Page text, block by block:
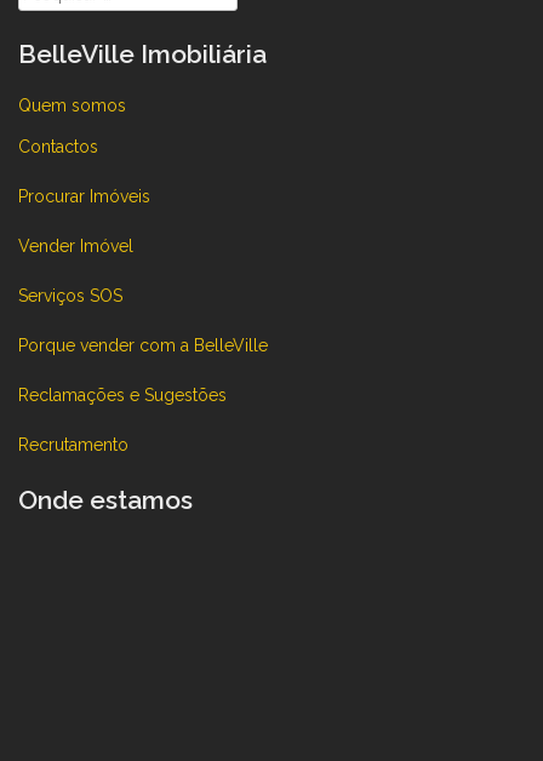
por:
BelleVille Imobiliária
Quem somos
Contactos
Procurar Imóveis
Vender Imóvel
Serviços SOS
Porque vender com a BelleVille
Reclamações e Sugestões
Recrutamento
Onde estamos